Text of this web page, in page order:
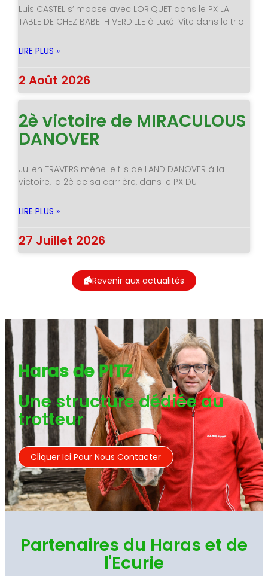
Luis CASTEL s’impose avec LORIQUET dans le PX LA
TABLE DE CHEZ BABETH VERDILLE à Luxé. Vite dans le trio
LIRE PLUS »
2 Août 2026
2è victoire de MIRACULOUS
DANOVER
Julien TRAVERS mène le fils de LAND DANOVER à la
victoire, la 2è de sa carrière, dans le PX DU
LIRE PLUS »
27 Juillet 2026
Revenir aux actualités
Haras de PITZ
Une structure dédiée au
trotteur
Cliquer Ici Pour Nous Contacter
Partenaires du Haras et de
l'Ecurie